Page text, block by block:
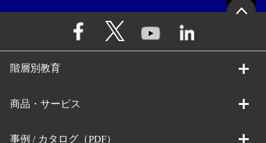
階層別教育
商品・サービス
事例 / カタログ（PDF）